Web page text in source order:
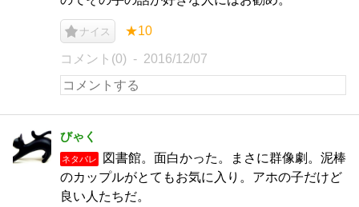
ナイス ★10
コメント(0) 2016/12/07
びゃく
ネタバレ
図書館。面白かった。まさに群像劇。泥棒
のカップルがとてもお気に入り。アホの子だけど
良い人たちだ。